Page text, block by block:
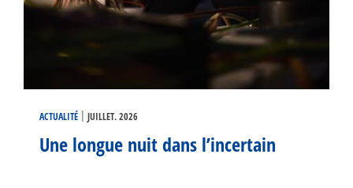
ACTUALITÉ | JUILLET. 2026
Une longue nuit dans l’incertain